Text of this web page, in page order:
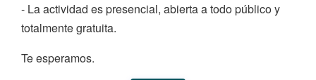
- La actividad es presencial, abierta a todo público y
totalmente gratuita.
Te esperamos.